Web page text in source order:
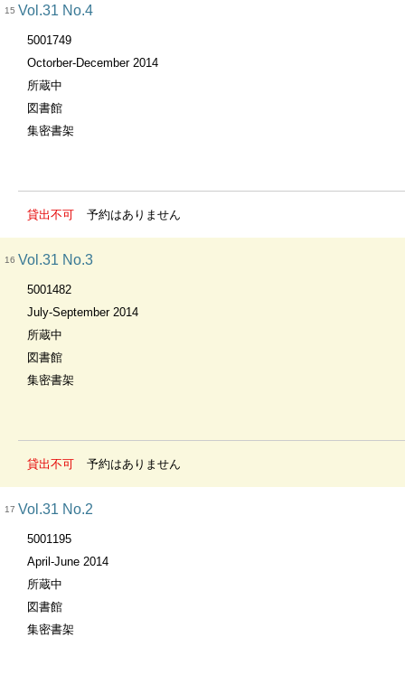
15 Vol.31 No.4
5001749
Octorber-December 2014
所蔵中
図書館
集密書架
貸出不可 予約はありません
16 Vol.31 No.3
5001482
July-September 2014
所蔵中
図書館
集密書架
貸出不可 予約はありません
17 Vol.31 No.2
5001195
April-June 2014
所蔵中
図書館
集密書架